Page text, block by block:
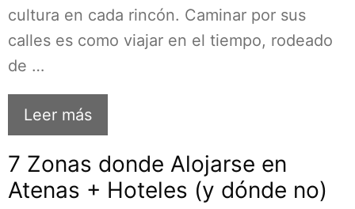
cultura en cada rincón. Caminar por sus
calles es como viajar en el tiempo, rodeado
de …
Leer más
7 Zonas donde Alojarse en
Atenas + Hoteles (y dónde no)